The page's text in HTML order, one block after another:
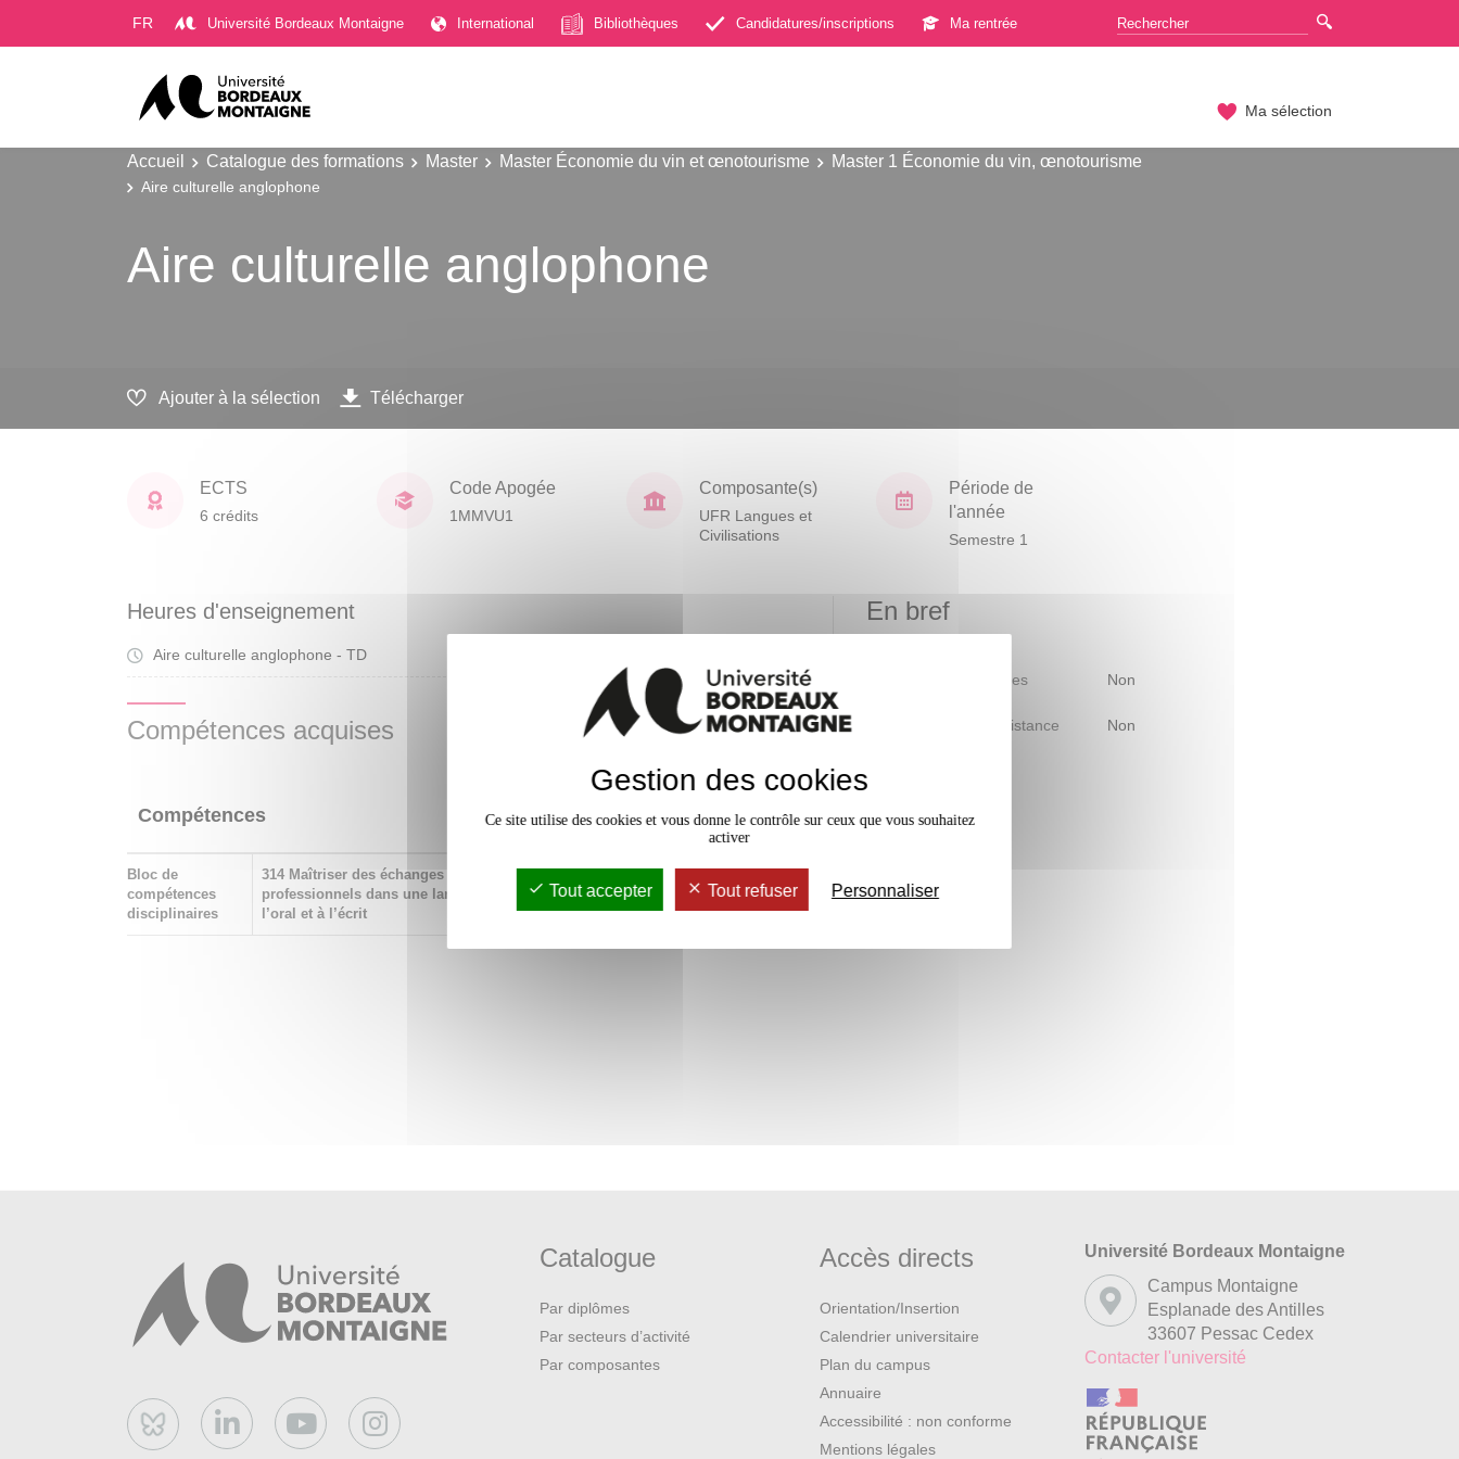
FR Université Bordeaux Montaigne International Bibliothèques Candidatures/inscriptions Ma rentrée
Ma sélection
Accueil Catalogue des formations Master Master Économie du vin et œnotourisme Master 1 Économie du vin, œnotourisme
Aire culturelle anglophone
Aire culturelle anglophone
Ajouter à la sélection Télécharger
ECTS
6 crédits
Code Apogée
1MMVU1
Composante(s)
UFR Langues et
Civilisations
Période de
l'année
Semestre 1
Heures d'enseignement
Aire culturelle anglophone - TD
Compétences acquises
Compétences
d'acquisition
Bloc de
compétences
disciplinaires
314 Maîtriser des échanges scientifiques et
professionnels dans une langue étrangère, à
l’oral et à l’écrit
En bref
Mobilité d'études Non
Accessible à distance Non
Bluesky
Catalogue
Par diplômes
Par secteurs d’activité
Par composantes
Accès directs
Orientation/Insertion
Calendrier universitaire
Plan du campus
Annuaire
Accessibilité : non conforme
Mentions légales
Université Bordeaux Montaigne
Campus Montaigne
Esplanade des Antilles
33607 Pessac Cedex
Contacter l'université
Gestion des cookies
Ce site utilise des cookies et vous donne le contrôle sur ceux que vous souhaitez
activer
Tout accepter Tout refuser Personnaliser